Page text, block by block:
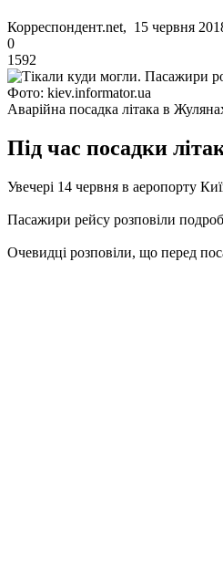
Корреспондент.net, 15 червня
0
1592
Фото: kiev.informator.ua
Аварійна посадка літака в
Під час посадки
Увечері 14 червня в аеропорту
Пасажири рейсу розповіли
Очевидці розповіли, що перед